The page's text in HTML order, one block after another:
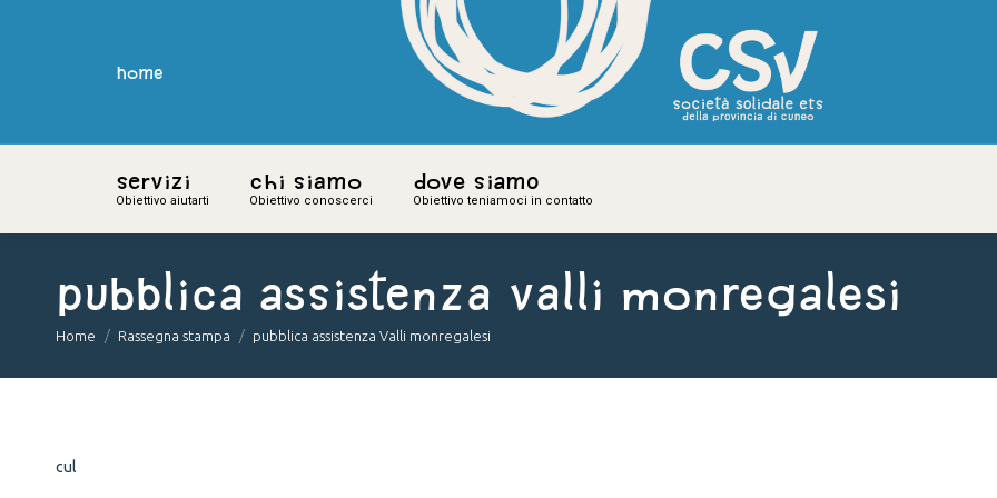
home
Servizi
Obiettivo aiutarti
Chi siamo
Obiettivo conoscerci
Dove siamo
Obiettivo teniamoci in contatto
pubblica assistenza Valli monregalesi
You are here:
Home Rassegna stampa pubblica assistenza Valli monregalesi
cul
home
Servizi
Obiettivo aiutarti
Chi siamo
Obiettivo conoscerci
Dove siamo
Obiettivo teniamoci in contatto